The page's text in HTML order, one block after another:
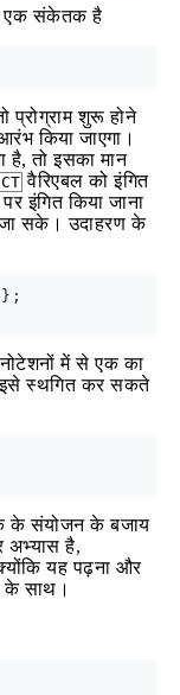
एक संकेतक है
प्रोग्राम शुरू होने
किया जाएगा।
तो इसका मान
वैरिएबल को इंगित
इंगित किया जाना
सके। उदाहरण के
};
में से एक का
स्थगित कर सकते
के संयोजन के बजाय
अभ्यास है,
यह पढ़ना और
के साथ।